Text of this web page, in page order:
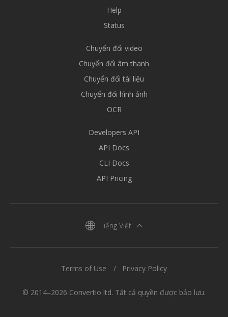
Help
Status
Chuyển đổi video
Chuyển đổi âm thanh
Chuyển đổi tài liệu
Chuyển đổi hình ảnh
OCR
Developers API
API Docs
CLI Docs
API Pricing
Tiếng Việt
© 2014–2026 Convertio ltd. Tất cả quyền được bảo lưu.
Terms of Use Privacy Policy